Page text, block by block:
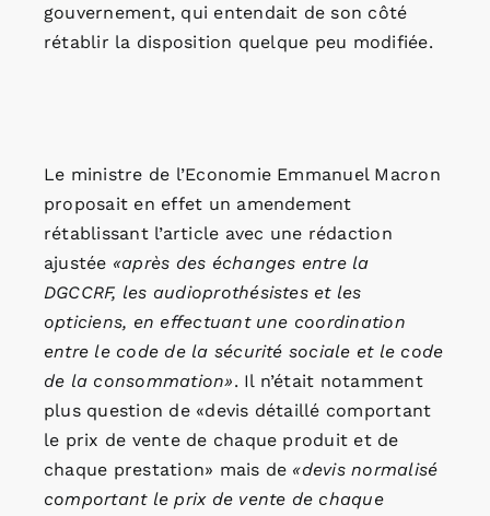
gouvernement, qui entendait de son côté
rétablir la disposition quelque peu modifiée.
Le ministre de l’Economie Emmanuel Macron
proposait en effet un amendement
rétablissant l’article avec une rédaction
ajustée «après des échanges entre la
DGCCRF, les audioprothésistes et les
opticiens, en effectuant une coordination
entre le code de la sécurité sociale et le code
de la consommation». Il n’était notamment
plus question de «devis détaillé comportant
le prix de vente de chaque produit et de
chaque prestation» mais de «devis normalisé
comportant le prix de vente de chaque